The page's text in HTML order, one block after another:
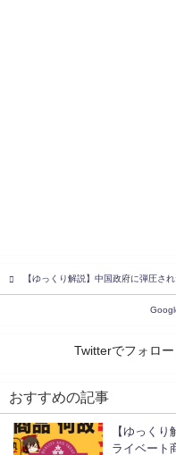
【ゆっくり解説】中国政府に弾圧さ
Twitterでフォロー
おすすめの記事
【ゆっく
ライベート